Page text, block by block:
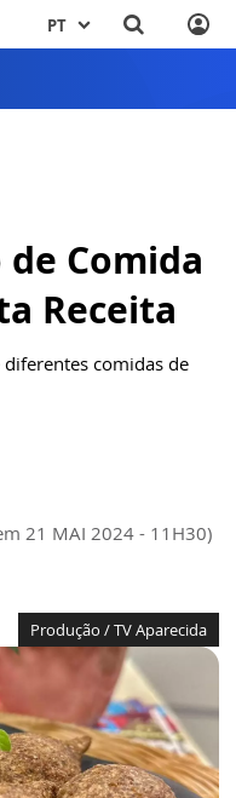
PT
Comida
Receita
comidas de
21 MAI 2024 - 11H30)
Produção / TV Aparecida